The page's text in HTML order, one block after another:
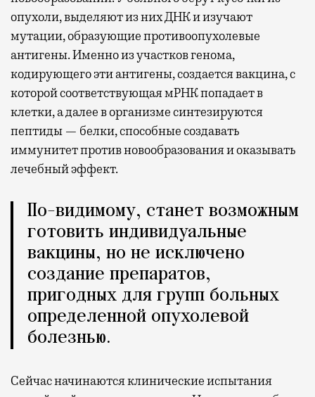
опухоли, выделяют из них ДНК и изучают
мутации, образующие противоопухолевые
антигены. Именно из участков генома,
кодирующего эти антигены, создается вакцина, с
которой соответствующая мРНК попадает в
клетки, а далее в организме синтезируются
пептиды — белки, способные создавать
иммунитет против новообразования и оказывать
лечебный эффект.
По-видимому, станет возможным
готовить индивидуальные
вакцины, но не исключено
создание препаратов,
пригодных для групп больных
определенной опухолевой
болезнью.
Сейчас начинаются клинические испытания